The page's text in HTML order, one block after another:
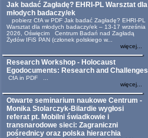
Jak badać Zagładę? EHRI-PL Warsztat dla
młodych badaczy/ek
pobierz CfA w PDF Jak badać Zagładę? EHRI-PL
Warsztat dla młodych badaczy/ek – 13-17 września
2026, Oświęcim Centrum Badań nad Zagładą
Żydów IFiS PAN (członek polskiego w...
więcej...
Research Workshop - Holocaust
Egodocuments: Research and Challenges
CfA in PDF ...
więcej...
Otwarte seminarium naukowe Centrum -
Monika Stolarczyk-Bilardie wygłosi
referat pt. Mobilni świadkowie i
transnarodowe sieci: Zagraniczni
pośrednicy oraz polska hierarchia